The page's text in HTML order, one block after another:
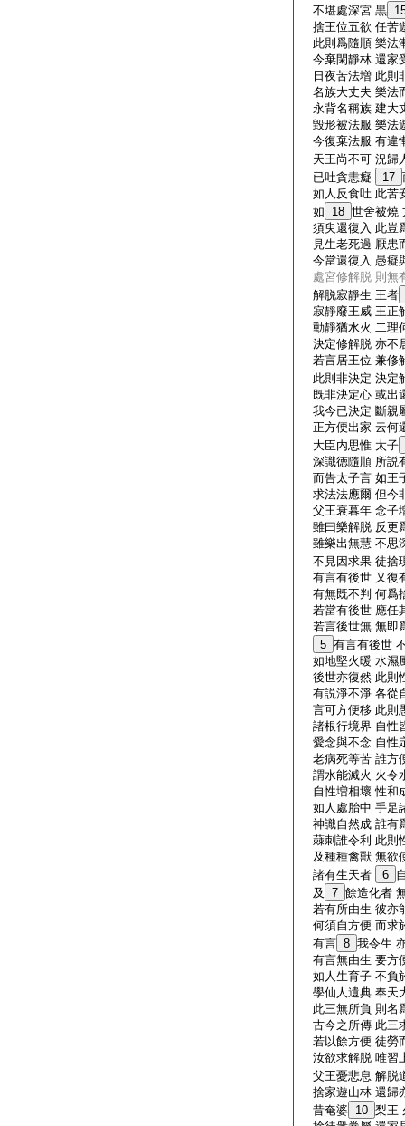
不堪處深宮 黒
捨王位五欲 任苦
此則爲隨順 樂法
今棄閑靜林 還家
日夜苦法増 此則
名族大丈夫 樂法
永背名稱族 建大
毀形被法服 樂法
今復棄法服 有違
天王尚不可 況歸
已吐貪恚癡
17
如人反食吐 此苦
如
18 世舍被燒
須臾還復入 此豈
見生老死過 厭患
今當還復入 愚癡
處宮修解脱 則無
解脱寂靜生 王者
寂靜廢王威 王正
動靜猶水火 二理
決定修解脱 亦不
若言居王位 兼修
此則非決定 決定
既非決定心 或出
我今已決定 斷親
正方便出家 云何
大臣内思惟 太子
深識徳隨順 所説
而告太子言 如王
求法法應爾 但今
父王衰暮年 念子
雖曰樂解脱 反更
雖樂出無慧 不思
不見因求果 徒捨
有言有後世 又復
有無既不判 何爲
若當有後世 應任
若言後世無 無即
5 有言有後世
如地堅火暖 水濕
後世亦復然 此則
有説淨不淨 各從
言可方便移 此則
諸根行境界 自性
愛念與不念 自性
老病死等苦 誰方
謂水能滅火 火令
自性増相壞 性和
如人處胎中 手足
神識自然成 誰有
蕀刺誰令利 此則
及種種禽獸 無欲
諸有生天者
6
及
7 餘造化者
若有所由生 彼亦
何須自方便 而求
有言 8 我令生
有言無由生 要方
如人生育子 不負
學仙人遺典 奉天
此三無所負 則名
古今之所傳 此三
若以餘方便 徒勞
汝欲求解脱 唯習
父王憂悲息 解脱
捨家遊山林 還歸
昔奄婆 10 梨王